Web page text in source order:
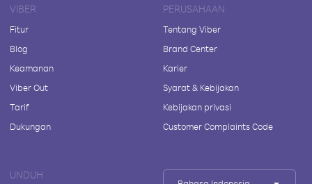
VIBER
Fitur
Blog
Keamanan
Viber Out
Tarif
Dukungan
PERUSAHAAN
Tentang Viber
Brand Center
Karier
Syarat & Kebijakan
Kebijakan privasi
Customer Complaints Code
UNDUH